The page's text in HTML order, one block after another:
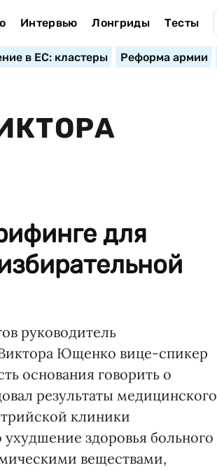
Интервью Лонгриды Тесты
в ЕС: кластеры Реформа армии
для
руководитель
Ющенко вице-спикер
основания говорить о
результаты медицинского
клиники
здоровья больного
веществами,